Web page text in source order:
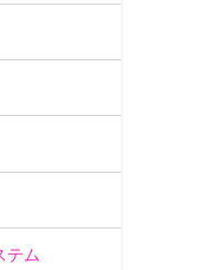
テム